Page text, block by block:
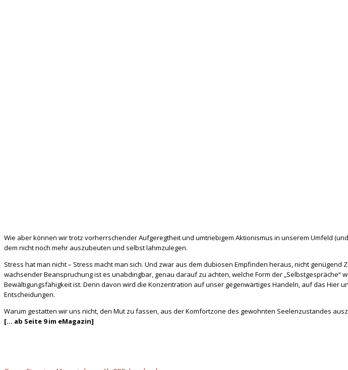
Wie aber können wir trotz vorherrschender Aufgeregtheit und umtriebigem Aktionismus in unserem Umfeld
dem nicht noch mehr auszubeuten und selbst lahmzulegen.
Stress hat man nicht – Stress macht man sich. Und zwar aus dem dubiosen Empfinden heraus, nicht
wachsender Beanspruchung ist es unabdingbar, genau darauf zu achten, welche Form der
Bewältigungsfähigkeit ist. Denn davon wird die Konzentration auf unser gegenwärtiges Handeln, auf das
Entscheidungen.
Warum gestatten wir uns nicht, den Mut zu fassen, aus der Komfortzone des gewohnten Seelenzustandes
[… ab Seite 9 im eMagazin]